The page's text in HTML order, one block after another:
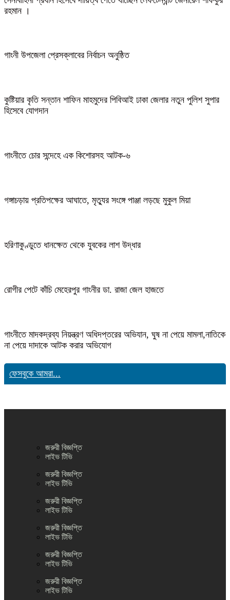
রহমান ।
গাংনী উপজেলা প্রেসক্লাবের নির্বাচন অনুষ্ঠিত
কুষ্টিয়ার কৃতি সন্তান শাফিন মাহমুদের পিবিআই ঢাকা জেলার নতুন পুলিশ সুপার
হিসেবে যোগদান
গাংনীতে চোর সন্দেহে এক কিশোরসহ আটক-৬
গঙ্গাচড়ায় প্রতিপক্ষের আঘাতে, মৃত্যুর সংঙ্গে পাঞ্জা লড়ছে মুকুল মিয়া
হরিণাকুণ্ডুতে ধানক্ষেত থেকে যুবকের লাশ উদ্ধার
রোগীর পেটে কাঁচি মেহেরপুর গাংনীর ডা. রাজা জেল হাজতে
গাংনীতে মাদকদ্রব্য নিয়ন্ত্রণ অধিদপ্তরের অভিযান, ঘুষ না পেয়ে মামলা,নাতিকে
না পেয়ে দাদাকে আটক করার অভিযোগ
ফেসবুকে আমরা...
জরুরী বিজ্ঞপ্তি
লাইভ টিভি
জরুরী বিজ্ঞপ্তি
লাইভ টিভি
জরুরী বিজ্ঞপ্তি
লাইভ টিভি
জরুরী বিজ্ঞপ্তি
লাইভ টিভি
জরুরী বিজ্ঞপ্তি
লাইভ টিভি
জরুরী বিজ্ঞপ্তি
লাইভ টিভি